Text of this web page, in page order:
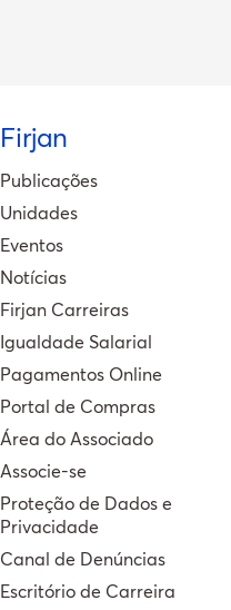
Firjan
Publicações
Unidades
Eventos
Notícias
Firjan Carreiras
Igualdade Salarial
Pagamentos Online
Portal de Compras
Área do Associado
Associe-se
Proteção de Dados e
Privacidade
Canal de Denúncias
Escritório de Carreira